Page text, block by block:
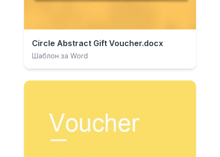
Circle Abstract Gift Voucher.docx
Шаблон за Word